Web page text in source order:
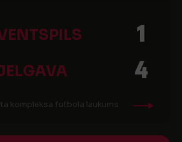
1
4
kompleksa futbola laukums